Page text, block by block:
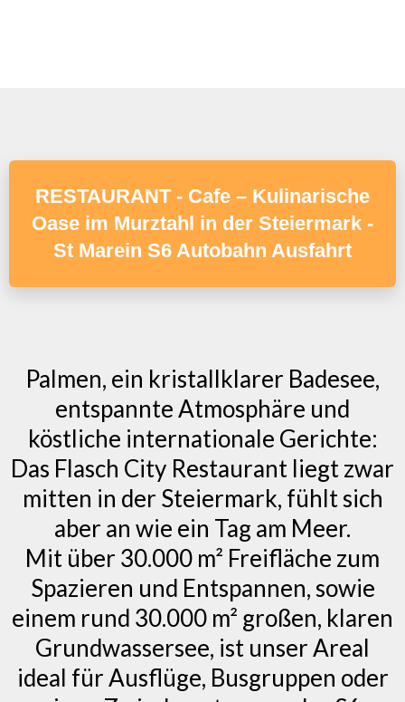
RESTAURANT - Cafe – Kulinarische
Oase im Murztahl in der Steiermark -
St Marein S6 Autobahn Ausfahrt
Palmen, ein kristallklarer Badesee,
entspannte Atmosphäre und
köstliche internationale Gerichte:
Das Flasch City Restaurant liegt zwar
mitten in der Steiermark, fühlt sich
aber an wie ein Tag am Meer.
Mit über 30.000 m² Freifläche zum
Spazieren und Entspannen, sowie
einem rund 30.000 m² großen, klaren
Grundwassersee, ist unser Areal
ideal für Ausflüge, Busgruppen oder